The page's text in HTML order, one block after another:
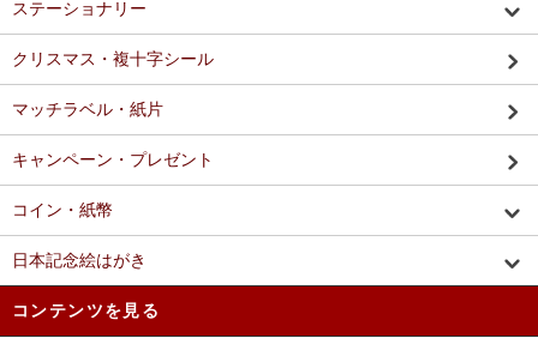
ステーショナリー
クリスマス・複十字シール
マッチラベル・紙片
キャンペーン・プレゼント
コイン・紙幣
日本記念絵はがき
コンテンツを見る